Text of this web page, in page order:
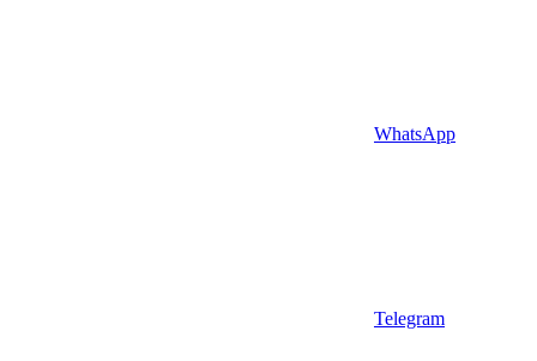
WhatsApp
Telegram